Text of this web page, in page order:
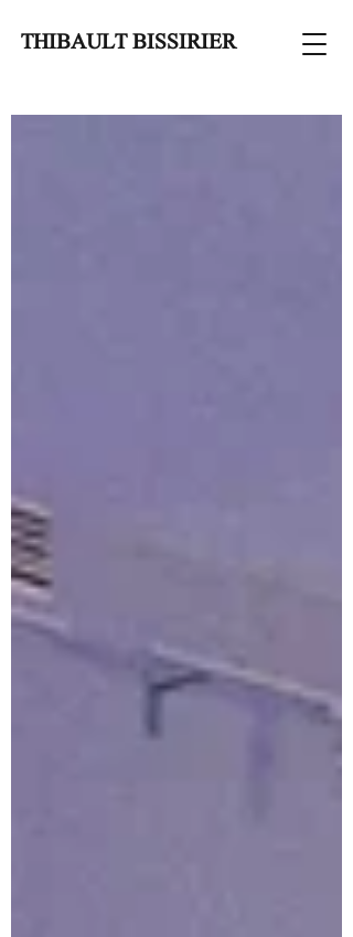
THIBAULT BISSIRIER